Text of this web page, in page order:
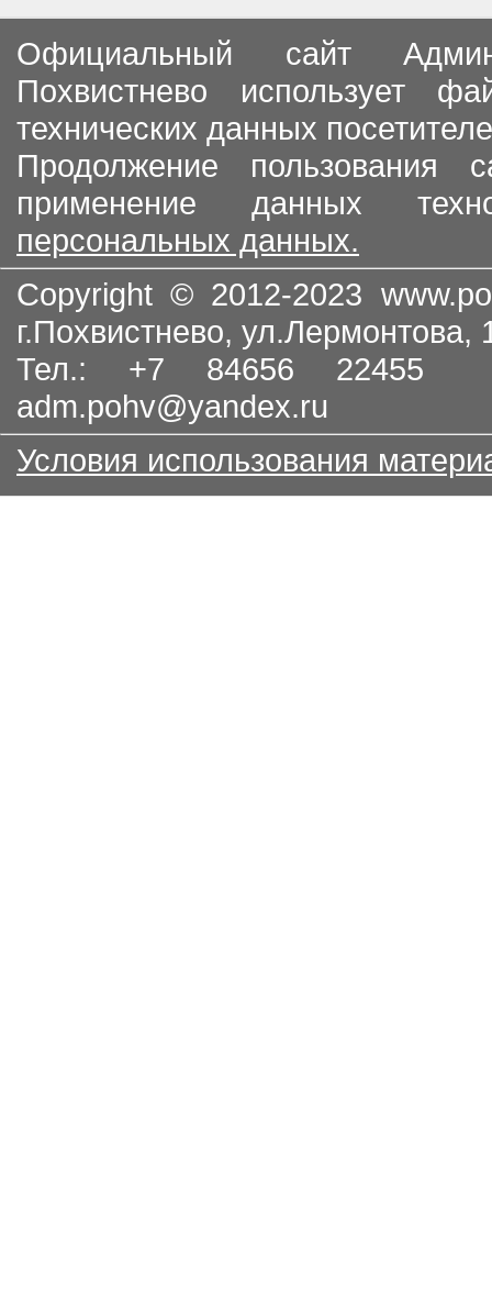
Официальный сайт
Похвистнево использует
технических данных
Продолжение пользования
применение данных
персональных данных.
Copyright © 2012-2023
г.Похвистнево, ул.Лермонтова,
Тел.: +7 84656
adm.pohv@yandex.ru
Условия использования